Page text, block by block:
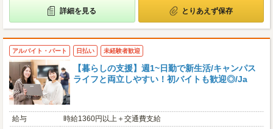
詳細を見る とりあえず保存
アルバイト・パート 日払い 未経験者歓迎
【暮らしの支援】週1~日勤で新生活/キャンパス
ライフと両立しやすい！初バイトも歓迎◎/Ja
給与
時給1360円以上＋交通費支給